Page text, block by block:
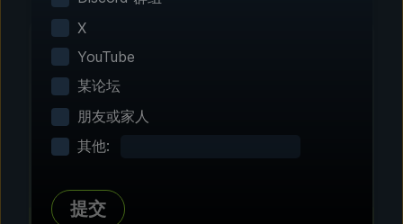
自由定制
X
YouTube
某论坛
朋友或家人
其他:
提交